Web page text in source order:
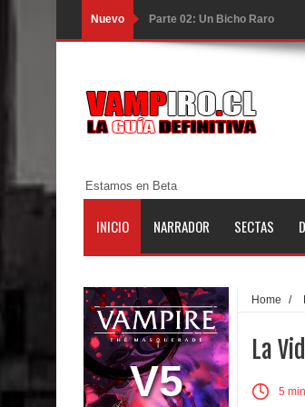
Nuevo Parte 02: Un Bicho Raro
Parte 01: Una Misión de Locos
Parte 03: Forastero en Tierra
Parte 10: El Secreto
Parte 06: El Trato con los
Parte 05: Sitiados
Parte 04: Se Descubre el
Parte 03: Una Piraña en el Bidé
Estamos en Beta
INICIO NARRADOR SECTAS
V5
Home /
La
5